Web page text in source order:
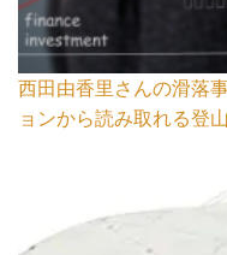
西田由香里さんの滑落
ョンから読み取れる登